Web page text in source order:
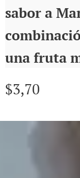
sabor a
una fruta
$3,70